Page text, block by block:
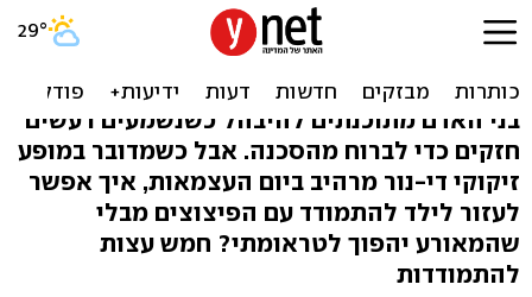
זיקוקים בעצמאות: איך להכין
את הילד לרעש?
בני האדם מתוכנתים להיבהל כשנשמעים רעשים
חזקים כדי לברוח מהסכנה. אבל כשמדובר במופע
זיקוקי די-נור מרהיב ביום העצמאות, איך אפשר
לעזור לילד להתמודד עם הפיצוצים מבלי
שהמאורע יהפוך לטראומתי? חמש עצות
להתמודדות